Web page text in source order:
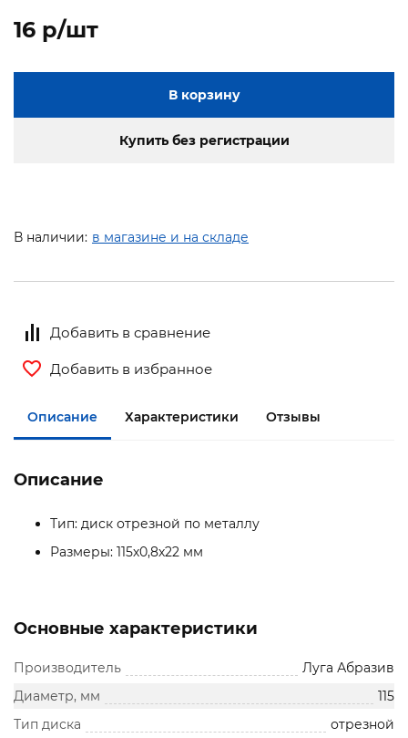
16 p/шт
В корзину
Купить без регистрации
В наличии: в магазине и на складе
Добавить в сравнение
Добавить в избранное
Описание Характеристики Отзывы
Описание
Тип: диск отрезной по металлу
Размеры: 115х0,8х22 мм
Основные характеристики
Производитель
Луга Абразив
Диаметр, мм
115
Тип диска
отрезной